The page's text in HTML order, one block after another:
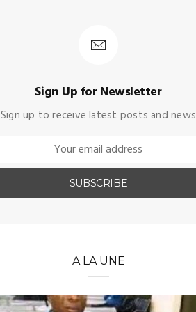
Sign Up for Newsletter
Sign up to receive latest posts and news
A LA UNE